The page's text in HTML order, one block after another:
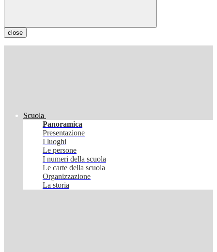
close
Scuola
Panoramica
Presentazione
I luoghi
Le persone
I numeri della scuola
Le carte della scuola
Organizzazione
La storia